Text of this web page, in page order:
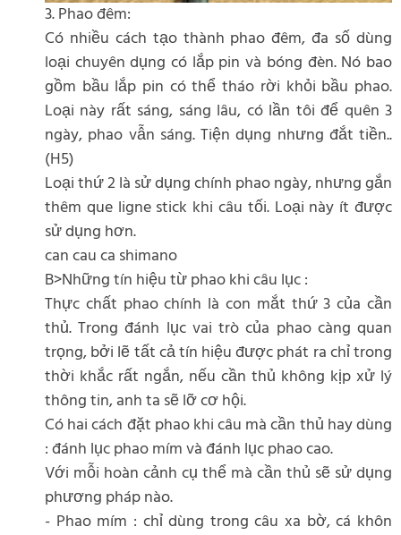
3. Phao đêm:
Có nhiều cách tạo thành phao đêm, đa số dùng
loại chuyên dụng có lắp pin và bóng đèn. Nó bao
gồm bầu lắp pin có thể tháo rời khỏi bầu phao.
Loại này rất sáng, sáng lâu, có lần tôi để quên 3
ngày, phao vẫn sáng. Tiện dụng nhưng đắt tiền..
(H5)
Loại thứ 2 là sử dụng chính phao ngày, nhưng gắn
thêm que ligne stick khi câu tối. Loại này ít được
sử dụng hơn.
can cau ca shimano
B>Những tín hiệu từ phao khi câu lục :
Thực chất phao chính là con mắt thứ 3 của cần
thủ. Trong đánh lục vai trò của phao càng quan
trọng, bởi lẽ tất cả tín hiệu được phát ra chỉ trong
thời khắc rất ngắn, nếu cần thủ không kịp xử lý
thông tin, anh ta sẽ lỡ cơ hội.
Có hai cách đặt phao khi câu mà cần thủ hay dùng
: đánh lục phao mím và đánh lục phao cao.
Với mỗi hoàn cảnh cụ thể mà cần thủ sẽ sử dụng
phương pháp nào.
- Phao mím : chỉ dùng trong câu xa bờ, cá khôn